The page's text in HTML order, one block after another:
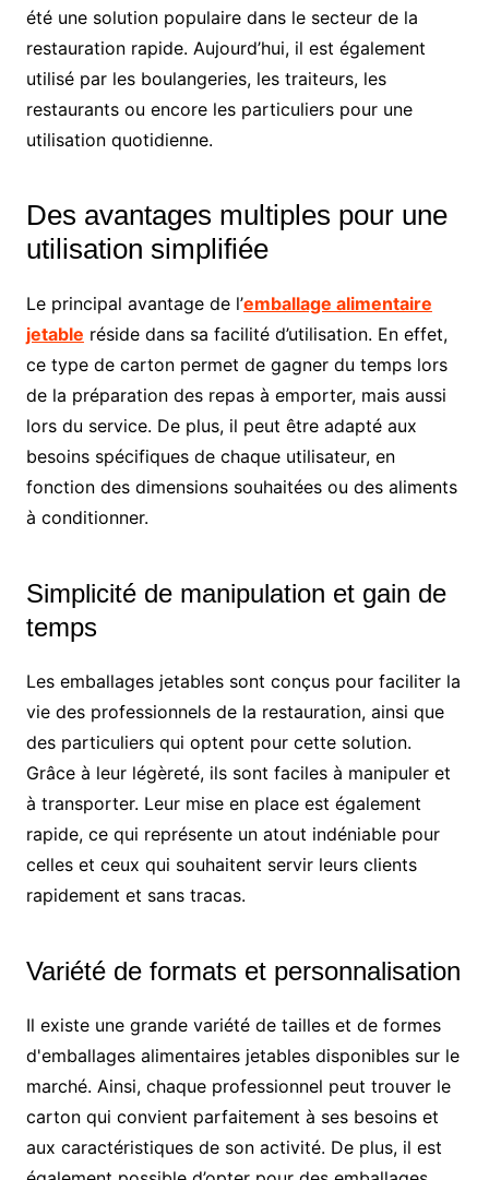
été une solution populaire dans le secteur de la
restauration rapide. Aujourd’hui, il est également
utilisé par les boulangeries, les traiteurs, les
restaurants ou encore les particuliers pour une
utilisation quotidienne.
Des avantages multiples pour une
utilisation simplifiée
Le principal avantage de l’emballage alimentaire
jetable réside dans sa facilité d’utilisation. En effet,
ce type de carton permet de gagner du temps lors
de la préparation des repas à emporter, mais aussi
lors du service. De plus, il peut être adapté aux
besoins spécifiques de chaque utilisateur, en
fonction des dimensions souhaitées ou des aliments
à conditionner.
Simplicité de manipulation et gain de
temps
Les emballages jetables sont conçus pour faciliter la
vie des professionnels de la restauration, ainsi que
des particuliers qui optent pour cette solution.
Grâce à leur légèreté, ils sont faciles à manipuler et
à transporter. Leur mise en place est également
rapide, ce qui représente un atout indéniable pour
celles et ceux qui souhaitent servir leurs clients
rapidement et sans tracas.
Variété de formats et personnalisation
Il existe une grande variété de tailles et de formes
d'emballages alimentaires jetables disponibles sur le
marché. Ainsi, chaque professionnel peut trouver le
carton qui convient parfaitement à ses besoins et
aux caractéristiques de son activité. De plus, il est